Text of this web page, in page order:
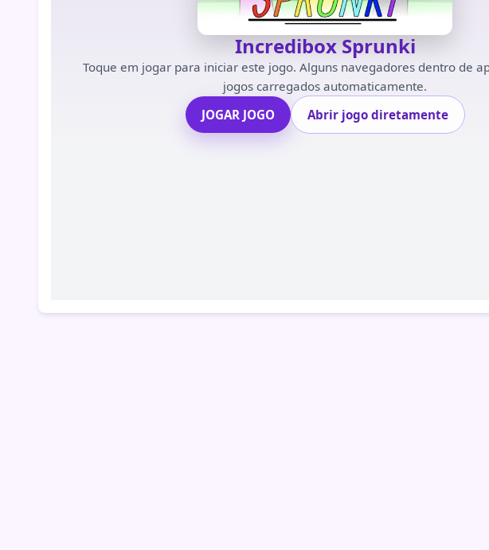
Incredibox Sprunki
Toque em jogar para iniciar este jogo. Alguns navegadores dentro de
jogos carregados automaticamente.
JOGAR JOGO
Abrir jogo diretamente